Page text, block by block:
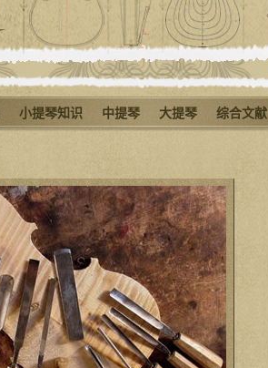
小提琴知识 中提琴 大提琴 综合文献